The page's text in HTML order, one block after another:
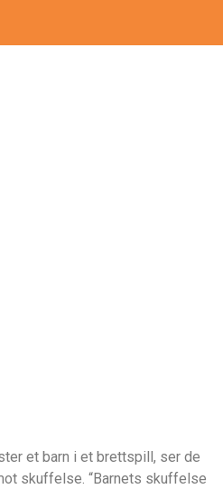
et barn i et brettspill, ser de
skuffelse. “Barnets skuffelse